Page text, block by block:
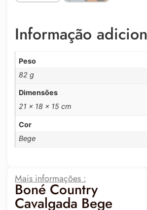
Mais informações :
Boné Country
Cavalgada Bege
Informação
Peso
82 g
Dimensões
21 × 18 × 15 cm
Cor
Bege